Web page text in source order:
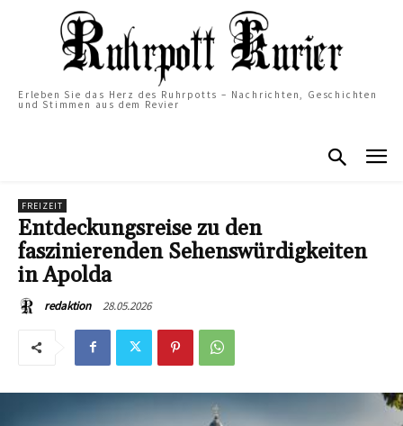
Erleben Sie das Herz des Ruhrpotts – Nachrichten, Geschichten
und Stimmen aus dem Revier
FREIZEIT
Entdeckungsreise zu den
faszinierenden Sehenswürdigkeiten
in Apolda
redaktion 28.05.2026